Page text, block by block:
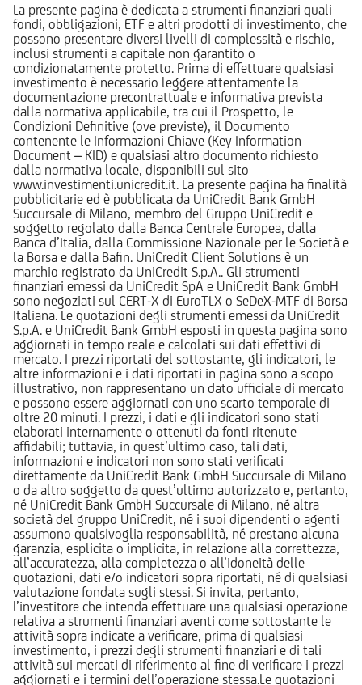
La presente pagina è dedicata a strumenti finanziari quali
fondi, obbligazioni, ETF e altri prodotti di investimento, che
possono presentare diversi livelli di complessità e rischio,
inclusi strumenti a capitale non garantito o
condizionatamente protetto. Prima di effettuare qualsiasi
investimento è necessario leggere attentamente la
documentazione precontrattuale e informativa prevista
dalla normativa applicabile, tra cui il Prospetto, le
Condizioni Definitive (ove previste), il Documento
contenente le Informazioni Chiave (Key Information
Document – KID) e qualsiasi altro documento richiesto
dalla normativa locale, disponibili sul sito
www.investimenti.unicredit.it. La presente pagina ha finalità
pubblicitarie ed è pubblicata da UniCredit Bank GmbH
Succursale di Milano, membro del Gruppo UniCredit e
soggetto regolato dalla Banca Centrale Europea, dalla
Banca d’Italia, dalla Commissione Nazionale per le Società e
la Borsa e dalla Bafin. UniCredit Client Solutions è un
marchio registrato da UniCredit S.p.A.. Gli strumenti
finanziari emessi da UniCredit SpA e UniCredit Bank GmbH
sono negoziati sul CERT-X di EuroTLX o SeDeX-MTF di Borsa
Italiana. Le quotazioni degli strumenti emessi da UniCredit
S.p.A. e UniCredit Bank GmbH esposti in questa pagina sono
aggiornati in tempo reale e calcolati sui dati effettivi di
mercato. I prezzi riportati del sottostante, gli indicatori, le
altre informazioni e i dati riportati in pagina sono a scopo
illustrativo, non rappresentano un dato ufficiale di mercato
e possono essere aggiornati con uno scarto temporale di
oltre 20 minuti. I prezzi, i dati e gli indicatori sono stati
elaborati internamente o ottenuti da fonti ritenute
affidabili; tuttavia, in quest’ultimo caso, tali dati,
informazioni e indicatori non sono stati verificati
direttamente da UniCredit Bank GmbH Succursale di Milano
o da altro soggetto da quest’ultimo autorizzato e, pertanto,
né UniCredit Bank GmbH Succursale di Milano, né altra
società del gruppo UniCredit, né i suoi dipendenti o agenti
assumono qualsivoglia responsabilità, né prestano alcuna
garanzia, esplicita o implicita, in relazione alla correttezza,
all’accuratezza, alla completezza o all’idoneità delle
quotazioni, dati e/o indicatori sopra riportati, né di qualsiasi
valutazione fondata sugli stessi. Si invita, pertanto,
l’investitore che intenda effettuare una qualsiasi operazione
relativa a strumenti finanziari aventi come sottostante le
attività sopra indicate a verificare, prima di qualsiasi
investimento, i prezzi degli strumenti finanziari e di tali
attività sui mercati di riferimento al fine di verificare i prezzi
aggiornati e i termini dell’operazione stessa.Le quotazioni